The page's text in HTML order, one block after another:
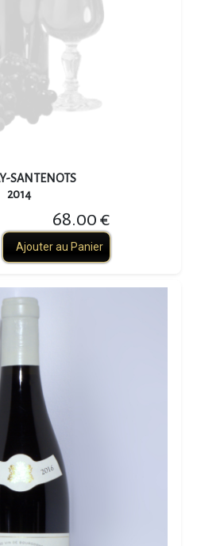
SANTENOTS
2014
68.00 €
Ajouter au Panier